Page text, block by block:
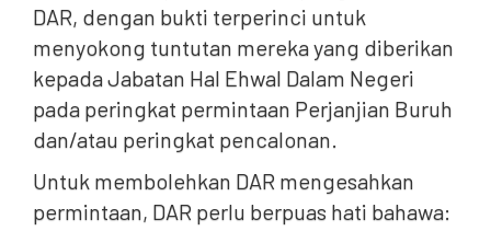
DAR, dengan bukti terperinci untuk
menyokong tuntutan mereka yang diberikan
kepada Jabatan Hal Ehwal Dalam Negeri
pada peringkat permintaan Perjanjian Buruh
dan/atau peringkat pencalonan.
Untuk membolehkan DAR mengesahkan
permintaan, DAR perlu berpuas hati bahawa: